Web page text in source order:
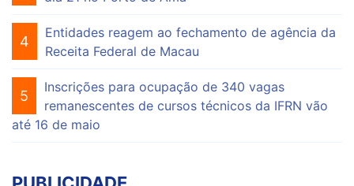
4
Entidades reagem ao fechamento de agência da
Receita Federal de Macau
5
Inscrições para ocupação de 340 vagas
remanescentes de cursos técnicos da IFRN vão
até 16 de maio